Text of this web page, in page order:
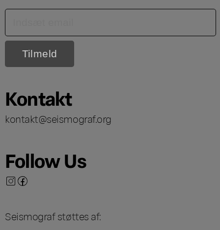
Kontakt
kontakt@seismograf.org
Follow Us
Seismograf støttes af: